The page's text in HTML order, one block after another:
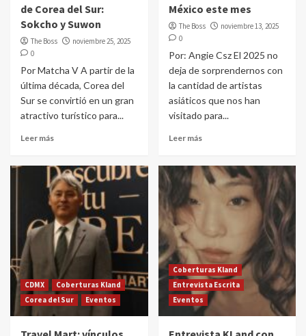
de Corea del Sur:
Sokcho y Suwon
The Boss
noviembre 25, 2025
0
Por Matcha V A partir de la
última década, Corea del
Sur se convirtió en un gran
atractivo turístico para...
Leer más
México este mes
The Boss
noviembre 13, 2025
0
Por: Angie Csz El 2025 no
deja de sorprendernos con
la cantidad de artistas
asiáticos que nos han
visitado para...
Leer más
CDMX
Coberturas Kland
Corea del Sur
Eventos
Coberturas Kland
Entrevista Escrita
Eventos